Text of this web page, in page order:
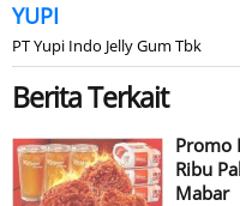
YUPI
PT Yupi Indo Jelly Gum Tbk
Berita Terkait
Promo
Ribu
Mabar